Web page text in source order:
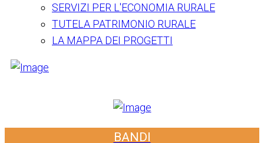
SERVIZI PER L'ECONOMIA RURALE
TUTELA PATRIMONIO RURALE
LA MAPPA DEI PROGETTI
BANDI